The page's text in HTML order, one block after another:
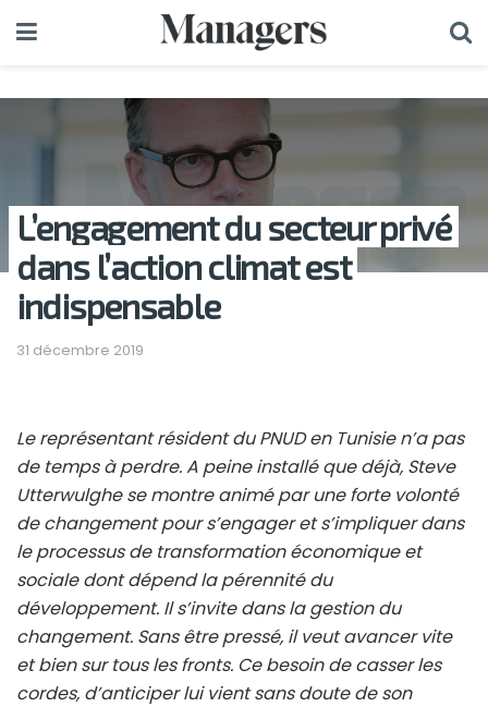
L’engagement du secteur privé
dans l’action climat est
indispensable
31 décembre 2019
Le représentant résident du PNUD en Tunisie n’a pas
de temps à perdre. A peine installé que déjà, Steve
Utterwulghe se montre animé par une forte volonté
de changement pour s’engager et s’impliquer dans
le processus de transformation économique et
sociale dont dépend la pérennité du
développement. Il s’invite dans la gestion du
changement. Sans être pressé, il veut avancer vite
et bien sur tous les fronts. Ce besoin de casser les
cordes, d’anticiper lui vient sans doute de son